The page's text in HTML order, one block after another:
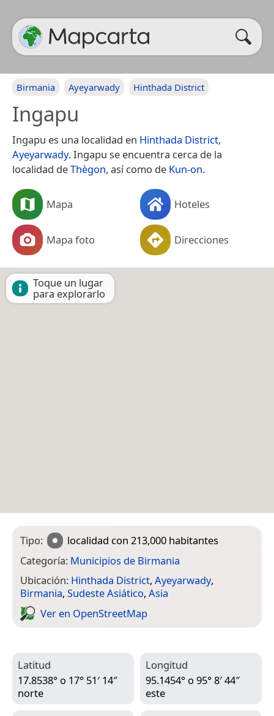
Birmania Ayeyarwady Hinthada District
Ingapu
Ingapu es una localidad en Hinthada District,
Ayeyarwady. Ingapu se encuentra cerca de la
localidad deThègon, así como de Kun-on.
Mapa Hoteles
Mapa foto Direcciones
Toque un lugar
para explorarlo
Tipo: localidad con 213,000 habitantes
Categoría: Municipios de Birmania
Ubicación: Hinthada District, Ayeyarwady,
Birmania, Sudeste Asiático, Asia
Ver en Open­Street­Map
Latitud
17.8538° o 17° 51′ 14″
norte
Longitud
95.1454° o 95° 8′ 44″
este